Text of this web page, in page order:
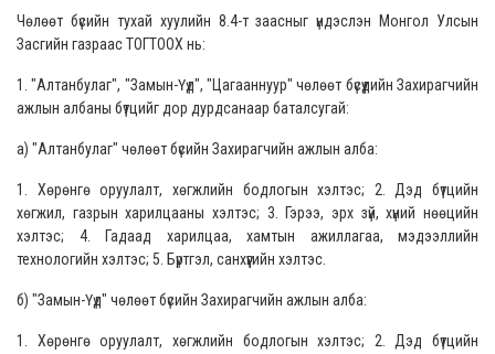
Чөлөөт бүсийн тухай хуулийн 8.4-т заасныг үндэслэн Монгол Улсын
Засгийн газраас ТОГТООХ нь:
1. "Алтанбулаг", "Замын-Үүд", "Цагааннуур" чөлөөт бүсүүдийн Захирагчийн
ажлын албаны бүтцийг дор дурдсанаар баталсугай:
а) "Алтанбулаг" чөлөөт бүсийн Захирагчийн ажлын алба:
1. Хөрөнгө оруулалт, хөгжлийн бодлогын хэлтэс; 2. Дэд бүтцийн
хөгжил, газрын харилцааны хэлтэс; 3. Гэрээ, эрх зүй, хүний нөөцийн
хэлтэс; 4. Гадаад харилцаа, хамтын ажиллагаа, мэдээллийн
технологийн хэлтэс; 5. Бүртгэл, санхүүгийн хэлтэс.
б) "Замын-Үүд" чөлөөт бүсийн Захирагчийн ажлын алба:
1. Хөрөнгө оруулалт, хөгжлийн бодлогын хэлтэс; 2. Дэд бүтцийн